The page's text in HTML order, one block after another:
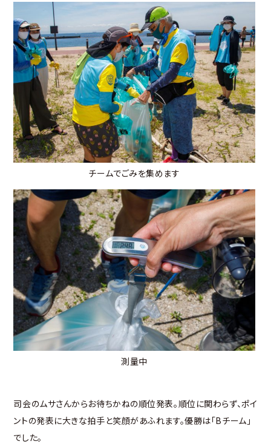
チームでごみを集めます
測量中
司会のムサさんからお待ちかねの順位発表。順位に関わらず、ポイ
ントの発表に大きな拍手と笑顔があふれます。優勝は｢Bチーム｣
でした｡